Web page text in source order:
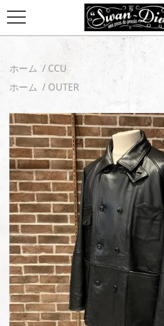
toggle
ホーム / CCU
ホーム / OUTER